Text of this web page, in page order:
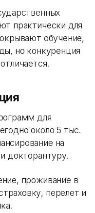
практически для
обучение,
но конкуренция
для
около 5 тыс.
на
докторантуру.
проживание в
перелет и